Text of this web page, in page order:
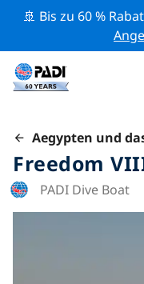
🚢 Bis zu 60 %
Aegypten und
Freedom
PADI Dive Boat